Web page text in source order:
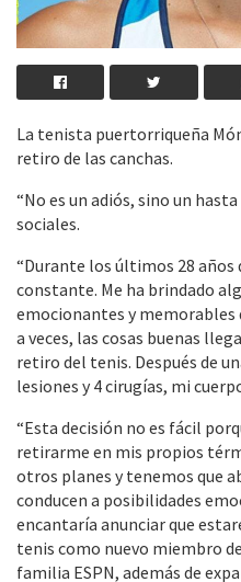
La tenista puertorriqueña
retiro de las canchas.
“No es un adiós, sino un
sociales.
“Durante los últimos 28 años
constante. Me ha brindado
emocionantes y memorables
a veces, las cosas buenas
retiro del tenis. Después de
lesiones y 4 cirugías, mi
“Esta decisión no es fácil
retirarme en mis propios
otros planes y tenemos que
conducen a posibilidades
encantaría anunciar que
tenis como nuevo miembro
familia ESPN, además de